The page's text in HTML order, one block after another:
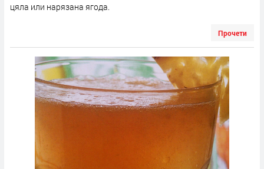
цяла или нарязана ягода.
Прочети